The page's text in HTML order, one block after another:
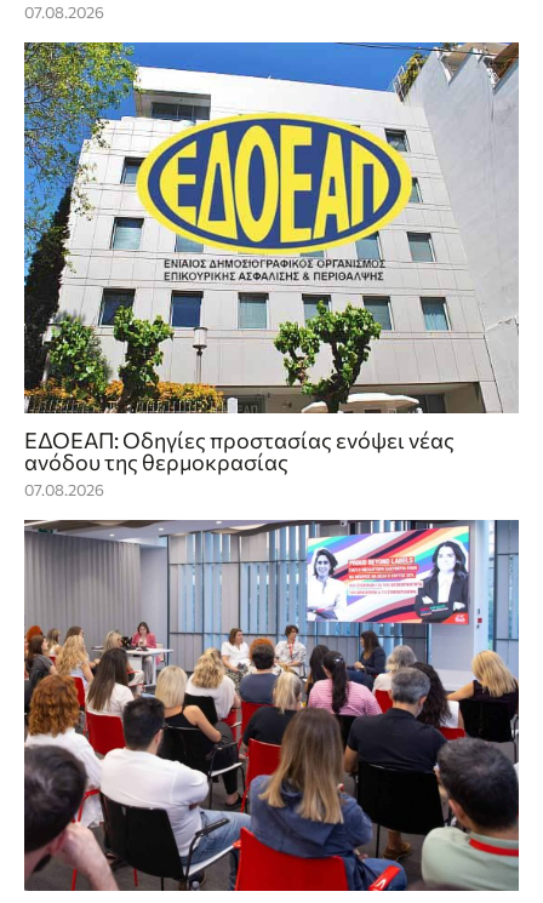
07.08.2026
ΕΔΟΕΑΠ: Οδηγίες προστασίας ενόψει νέας
ανόδου της θερμοκρασίας
07.08.2026